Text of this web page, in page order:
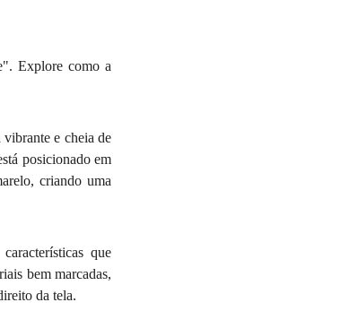
Explore como a
e cheia de
posicionado em
criando uma
que
bem marcadas,
da tela.